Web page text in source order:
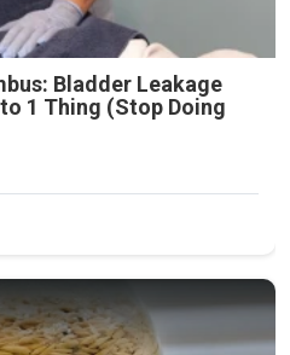
Bladder Leakage
1 Thing (Stop Doing